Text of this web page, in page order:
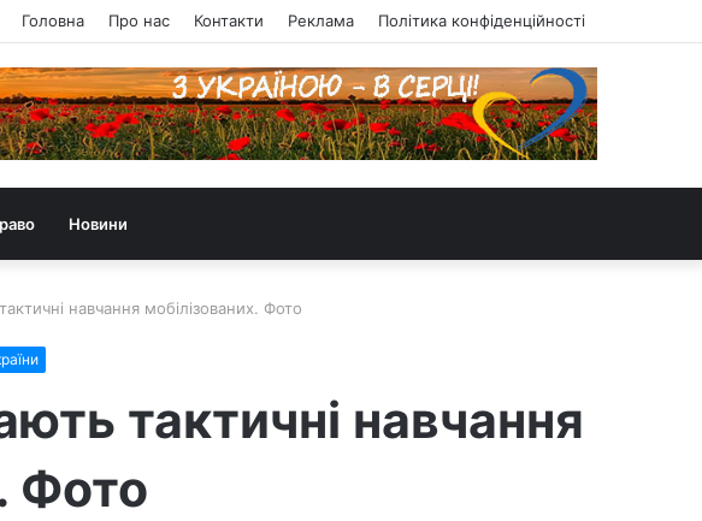
Головна Про нас Контакти Реклама Політика конфіденційності
Новини
навчання мобілізованих. Фото
тактичні навчання
Фото